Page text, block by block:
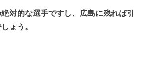
対的な選手ですし、広島に残れば引
ょう。